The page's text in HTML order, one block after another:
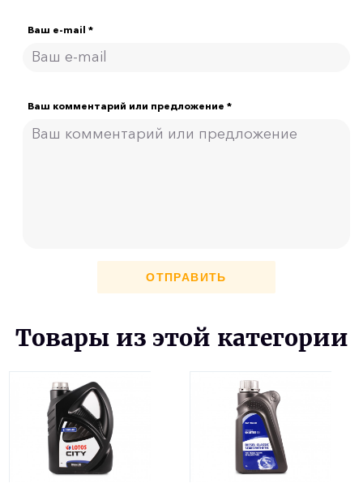
Ваш e-mail *
Ваш комментарий или предложение *
ОТПРАВИТЬ
Товары из этой категории